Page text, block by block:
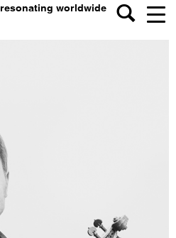
resonating worldwide